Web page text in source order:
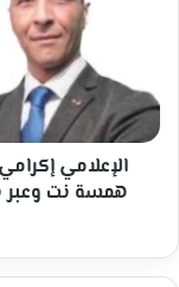
الدنماركية
همسة
نت
برنامج
المهجر
الإعلامي
همسة نت وعبر